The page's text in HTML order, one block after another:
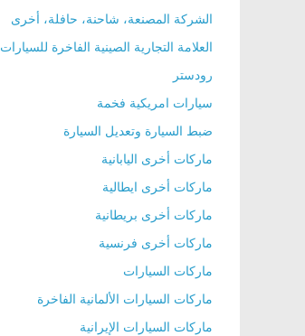
الشركة المصنعة، شاحنة، حافلة، أخرى
العلامة التجارية الصينية الفاخرة للسيارات
رودستر
سيارات امريكية فخمة
ضبط السيارة وتعديل السيارة
ماركات أخرى اليابانية
ماركات أخرى ايطالية
ماركات أخرى بريطانية
ماركات أخرى فرنسية
ماركات السيارات
ماركات السيارات الألمانية الفاخرة
ماركات السيارات الإيرانية